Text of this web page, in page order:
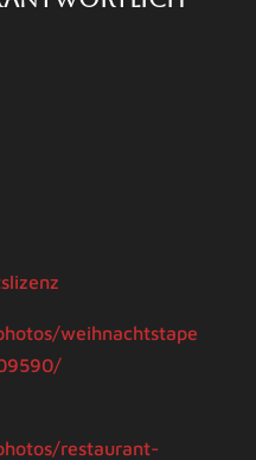
weihnachtstape
restaurant-